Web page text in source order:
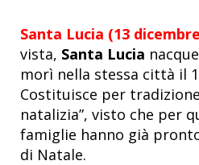
Santa Lucia (13
vista, Santa Lucia
morì nella stessa città il
Costituisce per
natalizia”, visto che per
famiglie hanno già
di Natale.